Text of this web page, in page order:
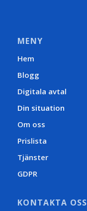
MENY
Hem
Blogg
Digitala avtal
Din situation
Om oss
Prislista
Tjänster
GDPR
KONTAKTA OSS